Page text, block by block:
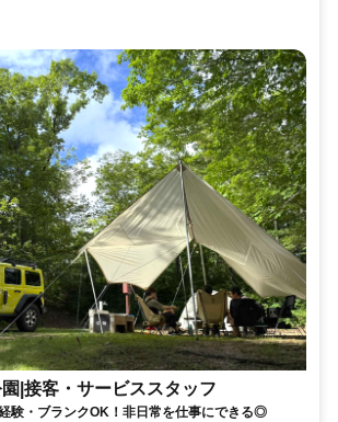
|接客・サービススタッフ
験・ブランクOK！非日常を仕事にできる◎